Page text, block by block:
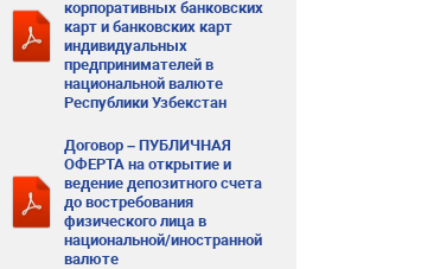
корпоративных банковских
карт и банковских карт
индивидуальных
предпринимателей в
национальной валюте
Республики Узбекстан
Договор – ПУБЛИЧНАЯ
ОФЕРТА на открытие и
ведение депозитного счета
до востребования
физического лица в
национальной/иностранной
валюте